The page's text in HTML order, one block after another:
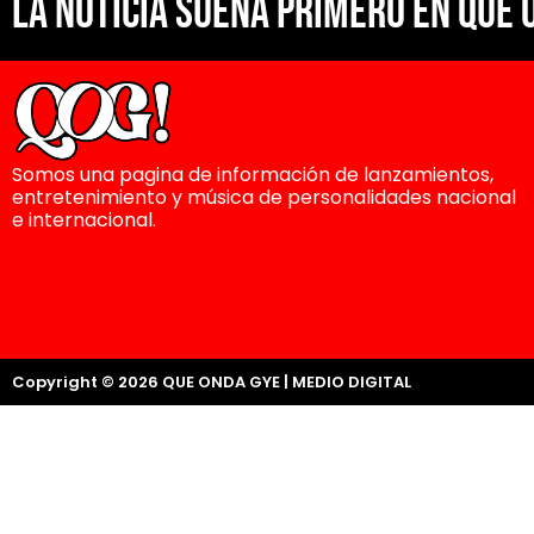
La noticia suena primero en Que
Somos una pagina de información de lanzamientos,
entretenimiento y música de personalidades nacional
e internacional.
Copyright © 2026 QUE ONDA GYE | MEDIO DIGITAL